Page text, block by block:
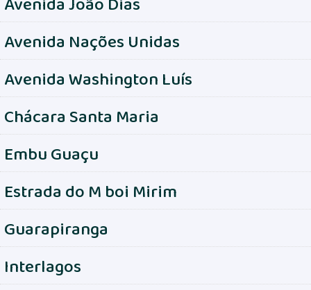
Avenida Nações Unidas
Avenida Washington Luís
Chácara Santa Maria
Embu Guaçu
Estrada do M boi Mirim
Guarapiranga
Interlagos